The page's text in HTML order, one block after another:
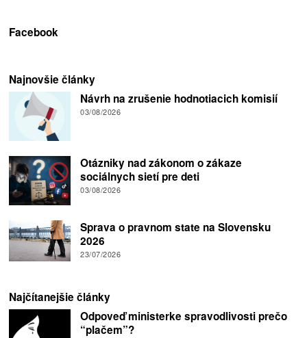
Facebook
Najnovšie články
Návrh na zrušenie hodnotiacich komisií
03/08/2026
Otázniky nad zákonom o zákaze
sociálnych sietí pre deti
03/08/2026
Sprava o pravnom state na Slovensku
2026
23/07/2026
Najčítanejšie články
Odpoveď ministerke spravodlivosti prečo
“plačem”?